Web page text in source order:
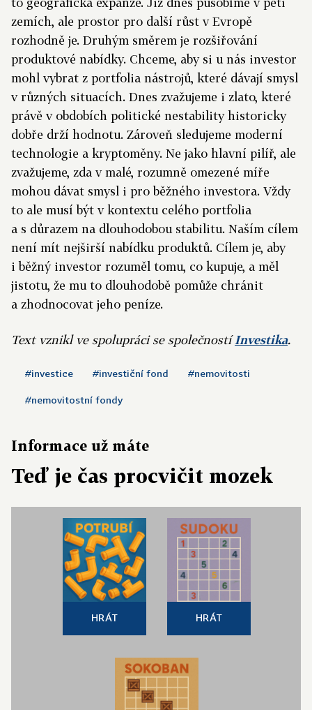
zemích, ale prostor pro další růst v Evropě
rozhodně je. Druhým směrem je rozšiřování
produktové nabídky. Chceme, aby si u nás investor
mohl vybrat z portfolia nástrojů, které dávají smysl
v různých situacích. Dnes zvažujeme i zlato, které
právě v obdobích politické nestability historicky
dobře drží hodnotu. Zároveň sledujeme moderní
technologie a kryptoměny. Ne jako hlavní pilíř, ale
zvažujeme, zda v malé, rozumně omezené míře
mohou dávat smysl i pro běžného investora. Vždy
to ale musí být v kontextu celého portfolia
a s důrazem na dlouhodobou stabilitu. Naším cílem
není mít nejširší nabídku produktů. Cílem je, aby
i běžný investor rozuměl tomu, co kupuje, a měl
jistotu, že mu to dlouhodobě pomůže chránit
a zhodnocovat jeho peníze.
Text vznikl ve spolupráci se společnostíInvestika.
#investice #investiční fond #nemovitosti
#nemovitostní fondy
Informace už máte
Teď je čas procvičit mozek
HRÁT HRÁT